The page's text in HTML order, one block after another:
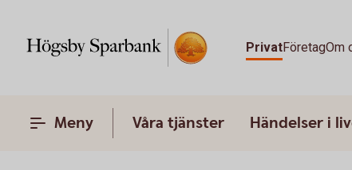
PrivatFöretagOm
Meny Våra tjänster Händelser i